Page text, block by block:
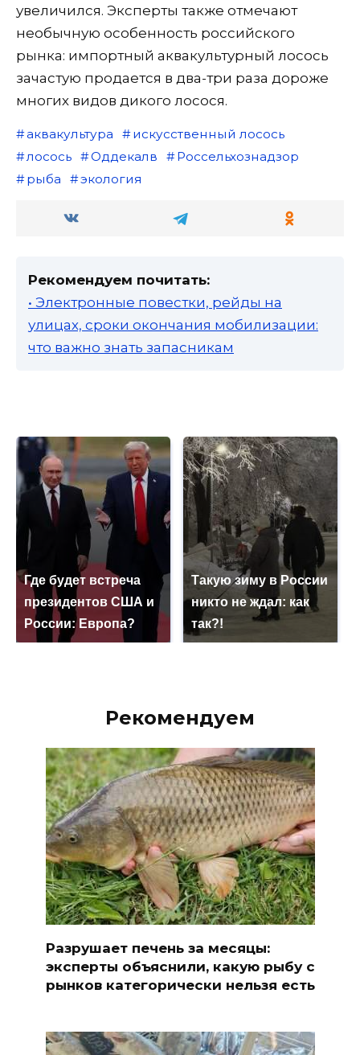
увеличился. Эксперты также отмечают
необычную особенность российского
рынка: импортный аквакультурный лосось
зачастую продается в два-три раза дороже
многих видов дикого лосося.
аквакультура
искусственный лосось
лосось
Оддекалв
Россельхознадзор
рыба
экология
Рекомендуем почитать:
• Электронные повестки, рейды на
улицах, сроки окончания мобилизации:
что важно знать запасникам
Где будет встреча
президентов США и
России: Европа?
Такую зиму в России
никто не ждал: как
так?!
Рекомендуем
Разрушает печень за месяцы:
эксперты объяснили, какую рыбу с
рынков категорически нельзя есть